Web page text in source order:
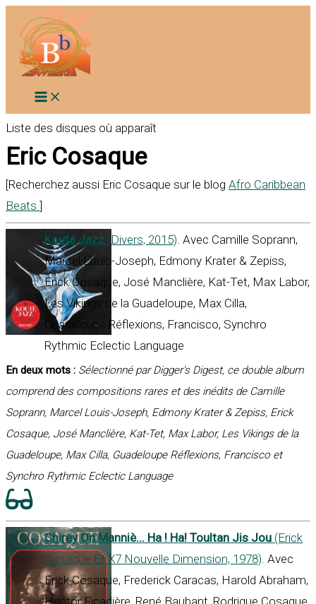
contenu
Liste des disques où apparaît
Eric Cosaque
[Recherchez aussi Eric Cosaque sur le blog Afro Caribbean
Beats ]
Kouté Jazz (Divers, 2015). Avec Camille Soprann,
Marcel Louis-Joseph, Edmony Krater & Zepiss,
Erick Cosaque, José Manclière, Kat-Tet, Max Labor,
Les Vikings de la Guadeloupe, Max Cilla,
Guadeloupe Réflexions, Francisco, Synchro
Rythmic Eclectic Language
En deux mots : Sélectionné par Digger's Digest, ce double album
comprend des compositions rares et des inédits de Camille
Soprann, Marcel Louis-Joseph, Edmony Krater & Zepiss, Erick
Cosaque, José Manclière, Kat-Tet, Max Labor, Les Vikings de la
Guadeloupe, Max Cilla, Guadeloupe Réflexions, Francisco et
Synchro Rythmic Eclectic Language
Chirey On Manniè... Ha ! Ha! Toultan Jis Jou (Erick
Cosaque Et X7 Nouvelle Dimension, 1978). Avec
Erick Cosaque, Frederick Caracas, Harold Abraham,
Hector Ficadière, René Baubant, Rodrigue Cosaque,